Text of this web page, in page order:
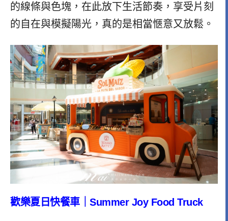
的線條與色塊，在此放下生活節奏，享受片刻
的自在與模擬陽光，真的是相當愜意又放鬆。
歡樂夏日快餐車｜Summer Joy Food Truck